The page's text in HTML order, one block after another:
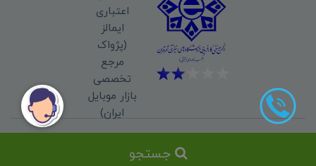
محفوظ میباشد